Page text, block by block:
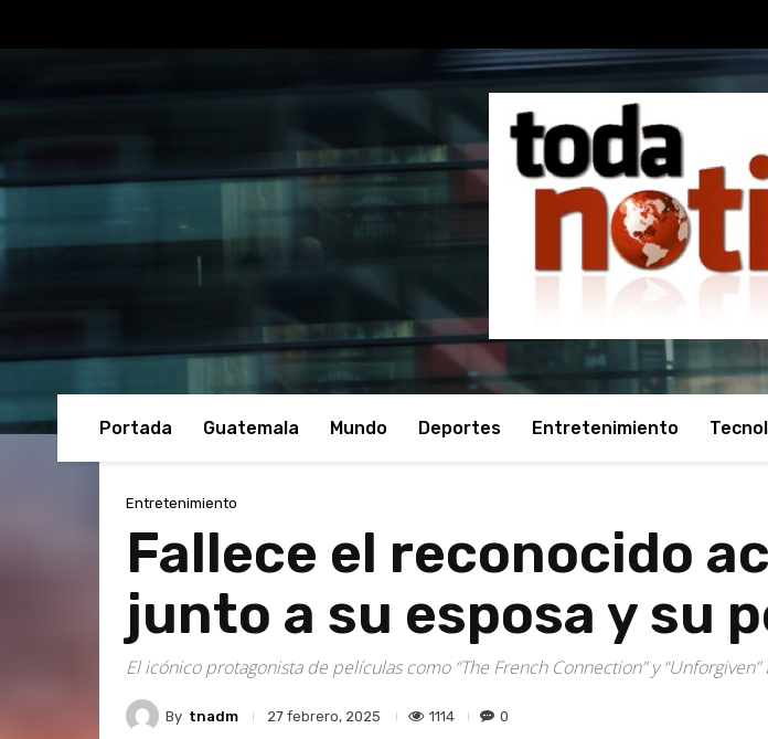
Portada Guatemala Mundo Deportes Entretenimiento
Entretenimiento
Fallece el reconocido
junto a su esposa y su
El icónico protagonista de películas como “The French Connection” y
By tnadm 27 febrero, 2025 1114 0